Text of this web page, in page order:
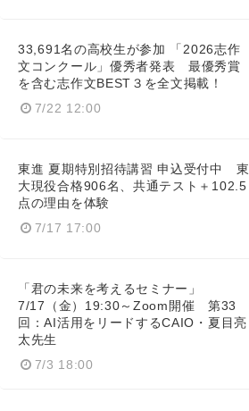
33,691名の高校生が参加 「2026志作
文コンクール」優秀者発表 最優秀賞
を含む志作文BEST３を全文掲載！
7/22 12:00
東進 夏期特別招待講習 申込受付中 東
大現役合格906名、共通テスト＋102.5
点の理由を体験
7/17 17:00
「君の未来を考えるセミナー」
7/17（金）19:30～Zoom開催 第33
回：AI活用をリードするCAIO・夏目亮
太先生
7/3 18:00